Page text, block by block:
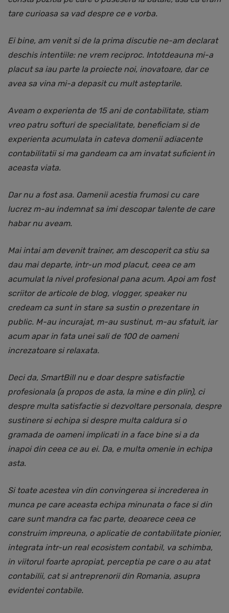
tare curioasa sa vad despre ce e vorba.
Ei bine, am venit si de la prima discutie ne-am declarat
deschis intentiile: ne vrem reciproc. Intotdeauna mi-a
placut sa iau parte la proiecte noi, inovatoare, dar ce
avea sa vina mi-a depasit cu mult asteptarile.
Aveam o experienta de 15 ani de contabilitate, stiam
vreo patru softuri de specialitate, beneficiam si de
experienta acumulata in cateva domenii adiacente
contabilitatii si ma gandeam ca am invatat suficient in
aceasta viata.
Dar nu a fost asa. Oamenii acestia frumosi cu care
lucrez m-au indemnat sa imi descopar talente de care
habar nu aveam.
Mai intai am devenit trainer, am descoperit ca stiu sa
dau mai departe, intr-un mod placut, ceea ce am
acumulat la nivel profesional pana acum. Apoi am fost
scriitor de articole de blog, vlogger, speaker nu
credeam ca sunt in stare sa sustin o prezentare in
public. M-au incurajat, m-au sustinut, m-au sfatuit, iar
acum apar in fata unei sali de 100 de oameni
increzatoare si relaxata.
Deci da, SmartBill nu e doar despre satisfactie
profesionala (a propos de asta, la mine e din plin), ci
despre multa satisfactie si dezvoltare personala, despre
sustinere si echipa si despre multa caldura si o
gramada de oameni implicati in a face bine si a da
inapoi din ceea ce au ei. Da, e multa omenie in echipa
asta.
Si toate acestea vin din convingerea si increderea in
munca pe care aceasta echipa minunata o face si din
care sunt mandra ca fac parte, deoarece ceea ce
construim impreuna, o aplicatie de contabilitate pionier,
integrata intr-un real ecosistem contabil, va schimba,
in viitorul foarte apropiat, perceptia pe care o au atat
contabilii, cat si antreprenorii din Romania, asupra
evidentei contabile.